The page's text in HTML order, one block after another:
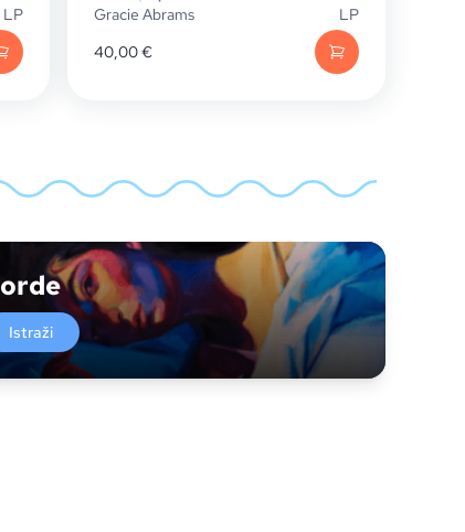
LP
Gracie Abrams
LP
40,00€
Istraži